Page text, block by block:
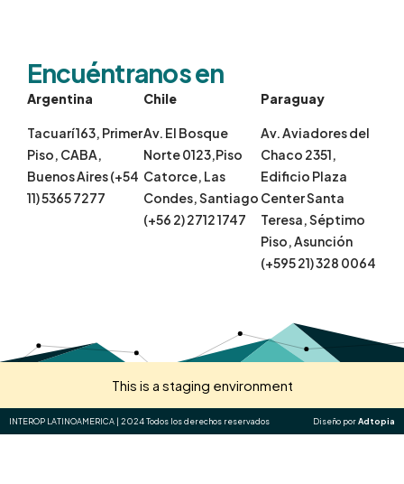
Encuéntranos en
Argentina
Tacuarí 163, Primer
Piso, CABA,
Buenos Aires (+54
11) 5365 7277
Chile
Av. El Bosque
Norte 0123,Piso
Catorce, Las
Condes, Santiago
(+56 2) 2712 1747
Paraguay
Av. Aviadores del
Chaco 2351,
Edificio Plaza
Center Santa
Teresa, Séptimo
Piso, Asunción
(+595 21) 328 0064
This is a staging environment
INTEROP LATINOAMERICA | 2024 Todos los derechos reservados Diseño porAdtopia